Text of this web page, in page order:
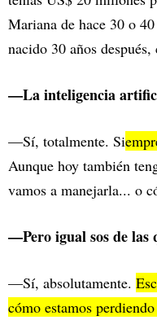
Mariana de hace 30 o
nacido 30 años
—La inteligencia
—Sí, totalmente. Si
Aunque hoy también
vamos a manejarla... o
—Pero igual sos de las
—Sí, absolutamente.
cómo estamos